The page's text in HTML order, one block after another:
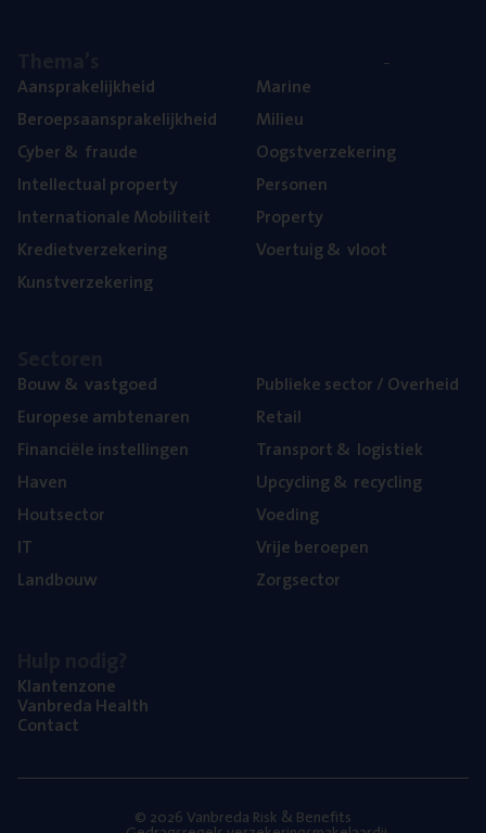
Aan­spra­ke­lijk­heid
Beroeps­aan­spra­ke­lijk­heid
Cyber& fraude
Intel­lec­tu­al property
Inter­na­ti­o­na­le Mobiliteit
Kre­diet­ver­ze­ke­ring
Kunst­ver­ze­ke­ring
Mari­ne
Mili­eu
Oogst­ver­ze­ke­ring
Per­so­nen
Pro­per­ty
Voer­tuig& vloot
Bouw& vastgoed
Euro­pe­se ambtenaren
Finan­ci­ë­le instellingen
Haven
Hout­sec­tor
IT
Land­bouw
Publie­ke sec­tor / Overheid
Retail
Trans­port& logistiek
Upcy­cling& recycling
Voe­ding
Vrije beroe­pen
Zorg­sec­tor
Klan­ten­zo­ne
Van­b­re­da Health
Con­tact
© 2026 Vanbreda Risk & Benefits